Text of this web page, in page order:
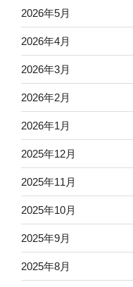
2026年5月
2026年4月
2026年3月
2026年2月
2026年1月
2025年12月
2025年11月
2025年10月
2025年9月
2025年8月